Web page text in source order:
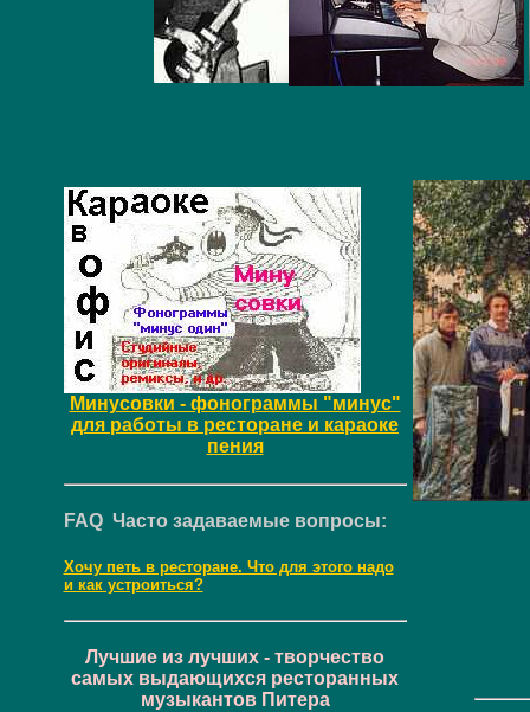
Минусовки - фонограммы "минус"
для работы в ресторане и караоке
пения
FAQ Часто задаваемые вопросы:
Хочу петь в ресторане. Что для этого надо
и как устроиться?
Лучшие из лучших - творчество
самых выдающихся ресторанных
музыкантов Питера